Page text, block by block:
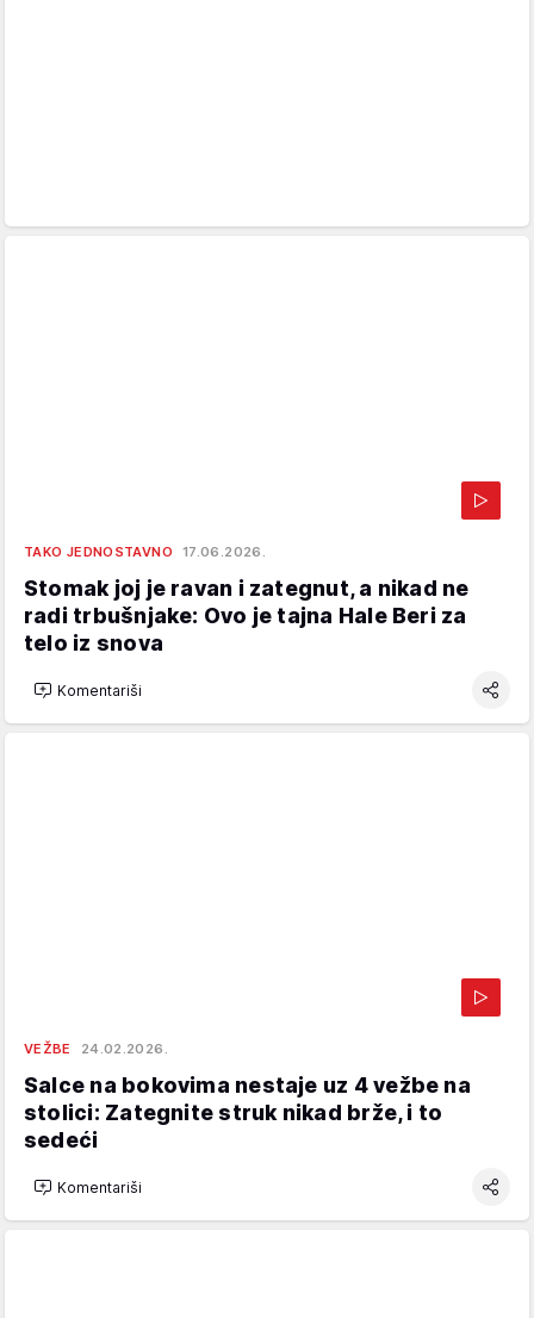
TAKO JEDNOSTAVNO 17.06.2026.
Stomak joj je ravan i zategnut, a nikad ne
radi trbušnjake: Ovo je tajna Hale Beri za
telo iz snova
Komentariši
VEŽBE 24.02.2026.
Salce na bokovima nestaje uz 4 vežbe na
stolici: Zategnite struk nikad brže, i to
sedeći
Komentariši